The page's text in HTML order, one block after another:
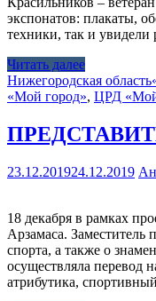
экспонатов: плакаты,
техники, так и
Читать далее
Нижегородская область
«Мой город», ЦРД
23.12.201924.12.2019
18 декабря в рамках
Арзамаса. Заместитель
спорта, а также о
осуществляла перевод
атрибутика,